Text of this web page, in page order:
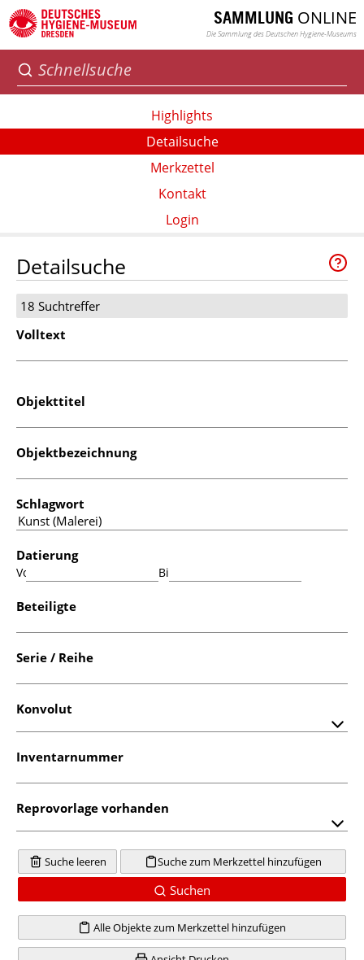
SAMMLUNG ONLINE
Die Sammlung des Deutschen Hygiene-Museums
Highlights
Detailsuche
Merkzettel
Kontakt
Login
Detailsuche
18 Suchtreffer
Volltext
Objekttitel
Objektbezeichnung
Schlagwort
Datierung
Von: Bis:
Beteiligte
Serie / Reihe
Konvolut
Inventarnummer
Reprovorlage vorhanden
Suche leeren Suche zum Merkzettel hinzufügen
Suchen
Alle Objekte zum Merkzettel hinzufügen